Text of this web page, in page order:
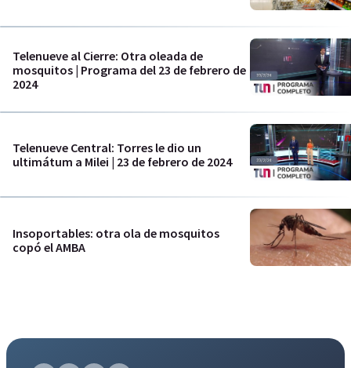
Telenueve al Cierre: Otra oleada de
mosquitos | Programa del 23 de febrero de
2024
Telenueve Central: Torres le dio un
ultimátum a Milei | 23 de febrero de 2024
Insoportables: otra ola de mosquitos
copó el AMBA